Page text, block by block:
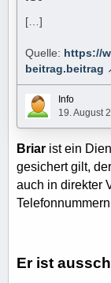
Dienst
Rubrik
besprochen.
[…]
Quelle: https://
beitrag.beitrag
Info
19. August
Briar ist ein
gesichert gilt,
auch in direkter
Er ist